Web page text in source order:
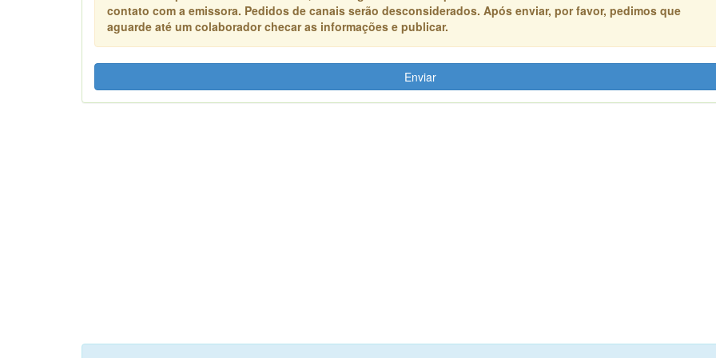
contato com a emissora. Pedidos de canais serão desconsiderados. Após enviar, por favor, pedimos que
aguarde até um colaborador checar as informações e publicar.
Enviar